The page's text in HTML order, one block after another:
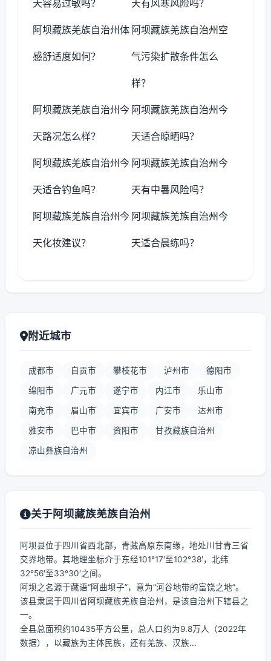
天容易过敏吗？ 天有风寒风险吗？
阿坝藏族羌族自治州体
感舒适度如何？
阿坝藏族羌族自治州空
气污染扩散条件怎么
样？
阿坝藏族羌族自治州今
天路况怎么样？
阿坝藏族羌族自治州今
天适合晾晒吗？
阿坝藏族羌族自治州今
天适合钓鱼吗？
阿坝藏族羌族自治州今
天有中暑风险吗？
阿坝藏族羌族自治州今
天化妆建议？
阿坝藏族羌族自治州今
天适合晨练吗？
附近城市
成都市 自贡市 攀枝花市 泸州市 德阳市
绵阳市 广元市 遂宁市 内江市 乐山市
南充市 眉山市 宜宾市 广安市 达州市
雅安市 巴中市 资阳市 甘孜藏族自治州
凉山彝族自治州
关于阿坝藏族羌族自治州
阿坝县位于四川省西北部，青藏高原东南缘，地处川甘青三省
交界地带。其地理坐标介于东经101°17′至102°38′，北纬
32°56′至33°30′之间。
阿坝之名源于藏语“阿曲坝子”，意为“河谷地带的富饶之地”。
该县隶属于四川省阿坝藏族羌族自治州，是该自治州下辖县之
一。
全县总面积约10435平方公里，总人口约为9.8万人（2022年
数据），以藏族为主体民族，还有羌族、汉族...